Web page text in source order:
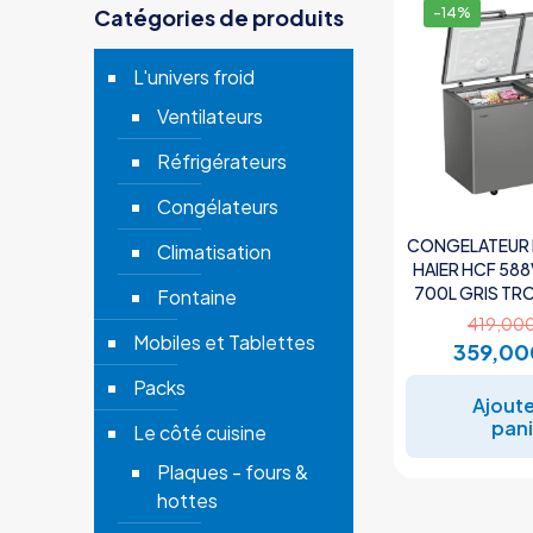
Catégories de produits
L'univers froid
Ventilateurs
Réfrigérateurs
Congélateurs
Climatisation
Fontaine
Mobiles et Tablettes
Packs
Le côté cuisine
Plaques - fours &
hottes
-14%
HAIER HCF
700L GRIS